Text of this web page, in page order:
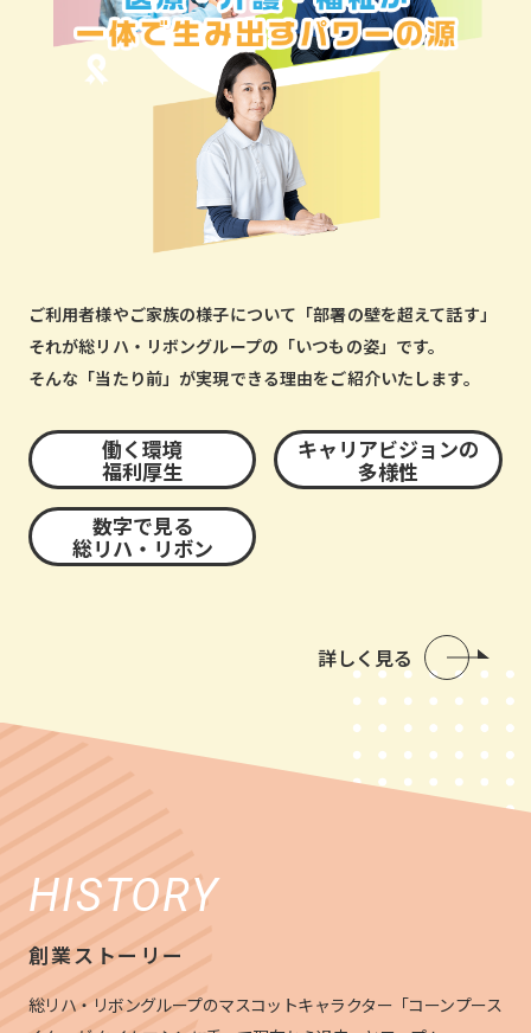
ご利用者様やご家族の様子について「部署の壁を超えて話す」
それが総リハ・リボングループの「いつもの姿」です。
そんな「当たり前」が実現できる理由をご紹介いたします。
働く環境
福利厚生
キャリアビジョンの
多様性
数字で見る
総リハ・リボン
詳しく見る
HISTORY
創業ストーリー
総リハ・リボングループのマスコットキャラクター「コーンプース